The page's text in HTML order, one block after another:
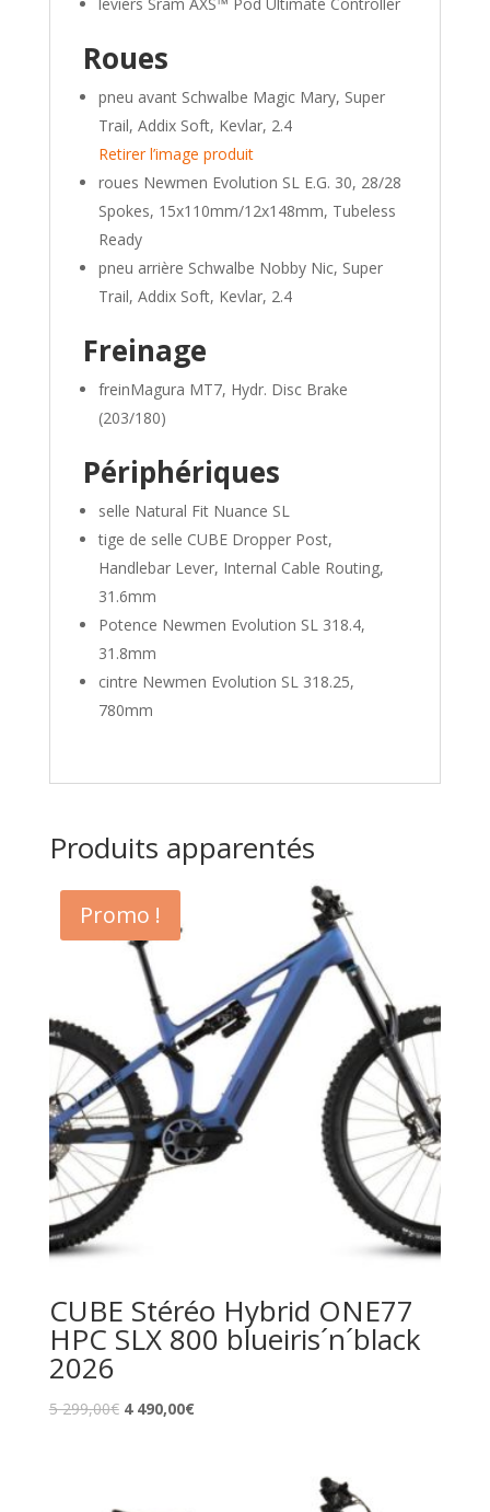
leviers Sram AXS™ Pod Ultimate Controller
Roues
pneu avant Schwalbe Magic Mary, Super
Trail, Addix Soft, Kevlar, 2.4
Retirer l’image produit
roues Newmen Evolution SL E.G. 30, 28/28
Spokes, 15x110mm/12x148mm, Tubeless
Ready
pneu arrière Schwalbe Nobby Nic, Super
Trail, Addix Soft, Kevlar, 2.4
Freinage
freinMagura MT7, Hydr. Disc Brake
(203/180)
Périphériques
selle Natural Fit Nuance SL
tige de selle CUBE Dropper Post,
Handlebar Lever, Internal Cable Routing,
31.6mm
Potence Newmen Evolution SL 318.4,
31.8mm
cintre Newmen Evolution SL 318.25,
780mm
Produits apparentés
Promo !
CUBE Stéréo Hybrid ONE77
HPC SLX 800 blueiris´n´black
2026
5 299,00€ 4 490,00€